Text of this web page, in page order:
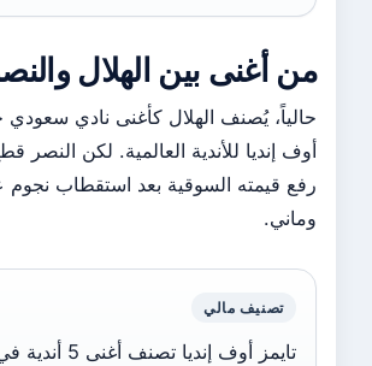
من أغنى بين الهلال
حالياً، يُصنف الهلال كأغنى نادي سعودي
أوف إنديا للأندية العالمية. لكن النصر
رفع قيمته السوقية بعد استقطاب نجوم
وماني.
تصنيف مالي
تايمز أوف إنديا